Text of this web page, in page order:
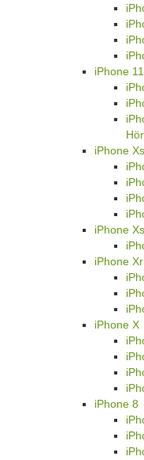
iPhone
iPhone Xs
iPhone
iPhone Xr
iPhone X
iPhone 8